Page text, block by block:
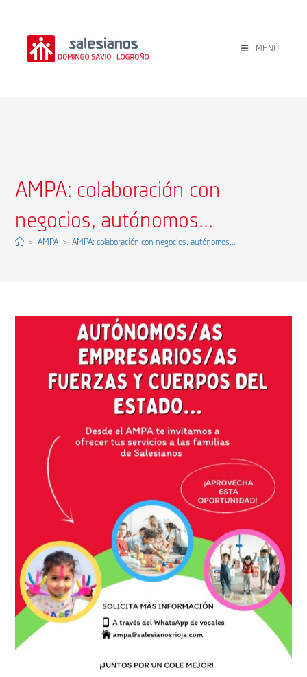
contenido
MENÚ
AMPA: colaboración con
negocios, autónomos…
> AMPA > AMPA: colaboración con negocios, autónomos…